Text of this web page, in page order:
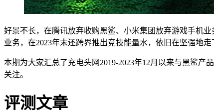
好景不长，在腾讯放弃收购黑鲨、小米集团放弃游戏手机
业务，在2023年末还跨界推出竞技能量水，依旧在坚强地
本期为大家汇总了充电头网2019-2023年12月以来与黑鲨
关注。
评测文章